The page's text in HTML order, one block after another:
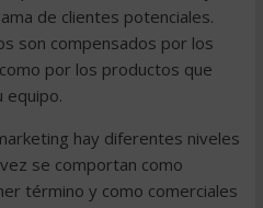
de clientes potenciales.
son compensados por los
por los productos que
equipo.
hay diferentes niveles
se comportan como
término y como comerciales